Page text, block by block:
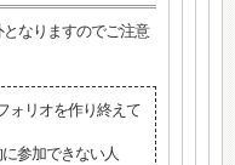
なりますのでご注意
ォリオを作り終えて
参加できない人